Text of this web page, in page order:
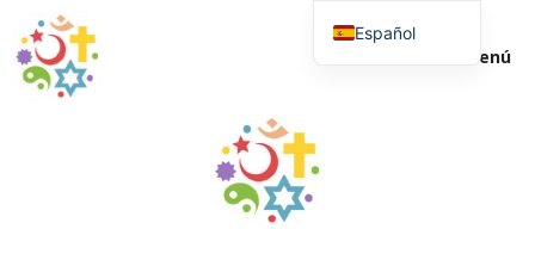
contenido
Menú
Español